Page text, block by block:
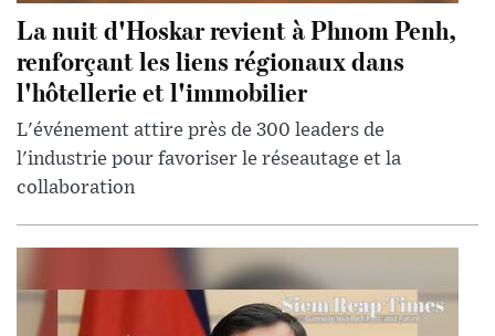
La nuit d'Hoskar revient à Phnom Penh,
renforçant les liens régionaux dans
l'hôtellerie et l'immobilier
L'événement attire près de 300 leaders de
l'industrie pour favoriser le réseautage et la
collaboration